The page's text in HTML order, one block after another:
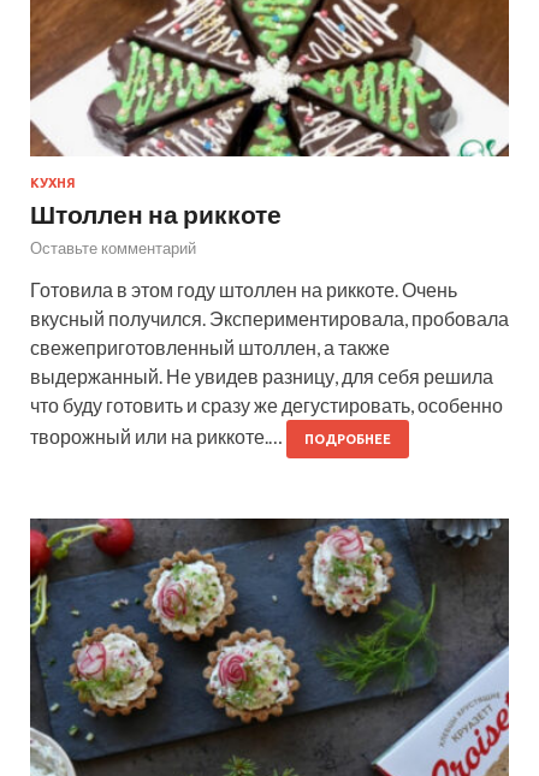
КУХНЯ
Штоллен на риккоте
Оставьте комментарий
Готовила в этом году штоллен на риккоте. Очень
вкусный получился. Экспериментировала, пробовала
свежеприготовленный штоллен, а также
выдержанный. Не увидев разницу, для себя решила
что буду готовить и сразу же дегустировать, особенно
творожный или на риккоте.…
ПОДРОБНЕЕ